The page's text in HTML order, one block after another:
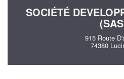
SOCIÉTÉ
915 Route
74380